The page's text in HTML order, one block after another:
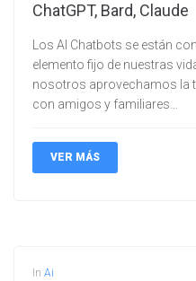
ChatGPT, Bard, Claude
Los AI Chatbots se están
elemento fijo de nuestras
nosotros aprovechamos la
con amigos y familiares…
VER MÁS
In Ai